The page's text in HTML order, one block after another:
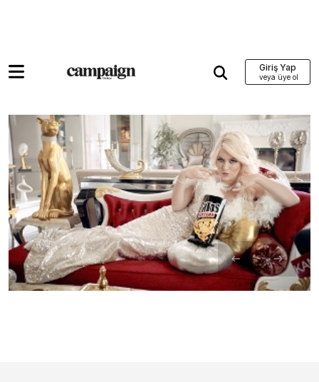
Giriş Yap